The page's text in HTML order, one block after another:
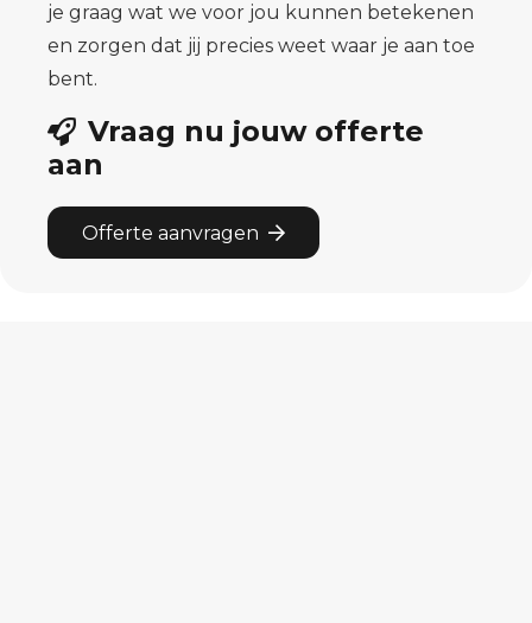
je graag wat we voor jou kunnen betekenen
en zorgen dat jij precies weet waar je aan toe
bent.
Vraag nu jouw offerte
aan
Offerte aanvragen